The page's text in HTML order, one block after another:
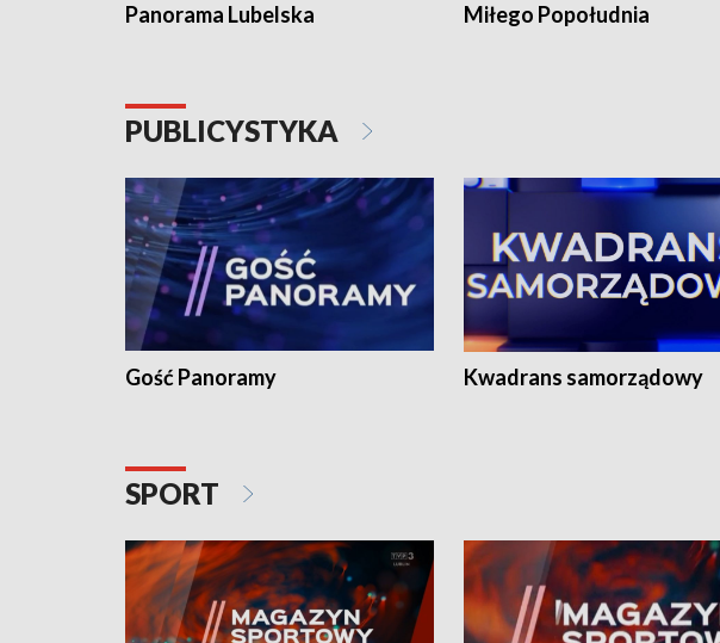
Panorama Lubelska Miłego Popołudnia
PUBLICYSTYKA
Gość Panoramy Kwadrans samorządowy
SPORT